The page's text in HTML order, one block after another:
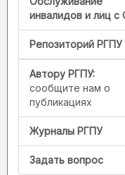
инвалидов и лиц с
Репозиторий РГПУ
Автору РГПУ:
сообщите нам о
публикациях
Журналы РГПУ
Задать вопрос